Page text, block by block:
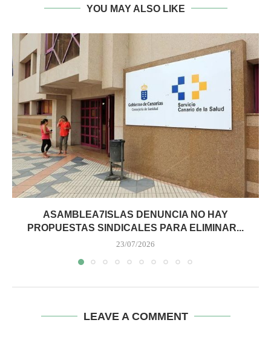
YOU MAY ALSO LIKE
ASAMBLEA7ISLAS DENUNCIA NO HAY
PROPUESTAS SINDICALES PARA ELIMINAR...
23/07/2026
LEAVE A COMMENT